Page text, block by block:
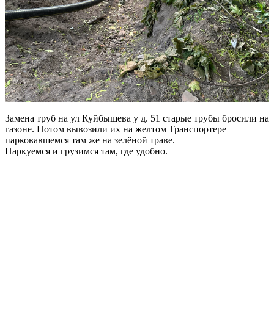
Замена труб на ул Куйбышева у д. 51 старые трубы бросили на
газоне. Потом вывозили их на желтом Транспортере
парковавшемся там же на зелёной траве.
Паркуемся и грузимся там, где удобно.